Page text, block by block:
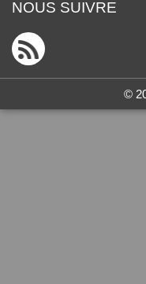
NOUS SUIVRE
©